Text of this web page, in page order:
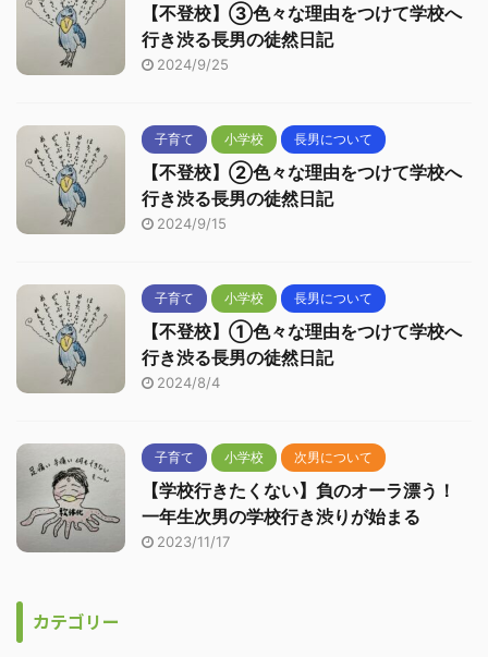
【不登校】③色々な理由をつけて学校へ
行き渋る長男の徒然日記
2024/9/25
子育て 小学校 長男について
【不登校】②色々な理由をつけて学校へ
行き渋る長男の徒然日記
2024/9/15
子育て 小学校 長男について
【不登校】①色々な理由をつけて学校へ
行き渋る長男の徒然日記
2024/8/4
子育て 小学校 次男について
【学校行きたくない】負のオーラ漂う！
一年生次男の学校行き渋りが始まる
2023/11/17
カテゴリー